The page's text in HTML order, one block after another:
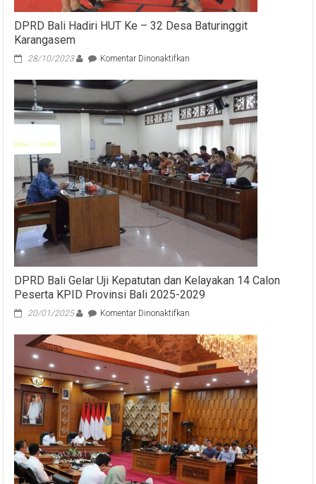
DPRD Bali Hadiri HUT Ke – 32 Desa Baturinggit
Karangasem
28/10/2023 Komentar Dinonaktifkan
Bali
Hadiri
HUT
Ke
–
32
Desa
Baturinggit
Karangasem
DPRD Bali Gelar Uji Kepatutan dan Kelayakan 14 Calon
Peserta KPID Provinsi Bali 2025-2029
20/01/2025 Komentar Dinonaktifkan
Bali
Gelar
Uji
Kepatutan
dan
Kelayakan
14
Calon
Peserta
KPID
Provinsi
Bali